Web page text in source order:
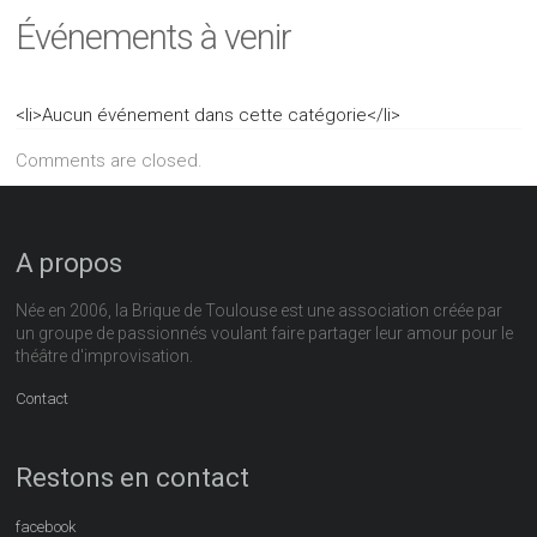
Événements à venir
<li>Aucun événement dans cette catégorie</li>
Comments are closed.
A propos
Née en 2006, la Brique de Toulouse est une association créée par
un groupe de passionnés voulant faire partager leur amour pour le
théâtre d'improvisation.
Contact
Restons en contact
facebook